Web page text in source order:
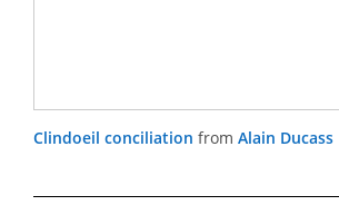
Clindoeil conciliation from Alain Ducass